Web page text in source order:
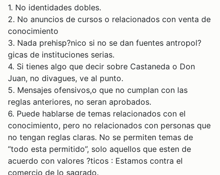
1. No identidades dobles.
2. No anuncios de cursos o relacionados con venta de
conocimiento
3. Nada prehisp?nico si no se dan fuentes antropol?
gicas de instituciones serias.
4. Si tienes algo que decir sobre Castaneda o Don
Juan, no divagues, ve al punto.
5. Mensajes ofensivos,o que no cumplan con las
reglas anteriores, no seran aprobados.
6. Puede hablarse de temas relacionados con el
conocimiento, pero no relacionados con personas que
no tengan reglas claras. No se permiten temas de
“todo esta permitido”, solo aquellos que esten de
acuerdo con valores ?ticos : Estamos contra el
comercio de lo sagrado.